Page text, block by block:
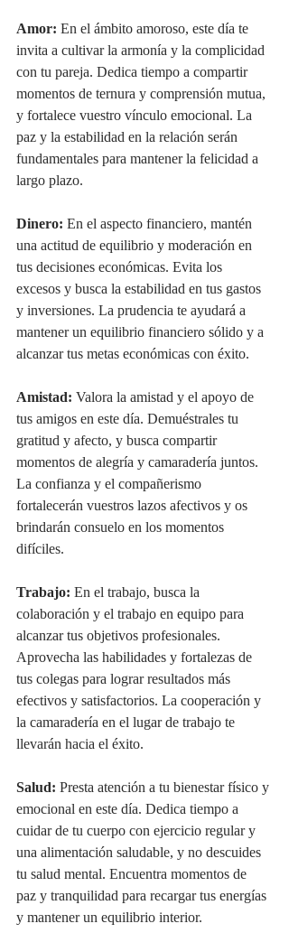
Amor: En el ámbito amoroso, este día te
invita a cultivar la armonía y la complicidad
con tu pareja. Dedica tiempo a compartir
momentos de ternura y comprensión mutua,
y fortalece vuestro vínculo emocional. La
paz y la estabilidad en la relación serán
fundamentales para mantener la felicidad a
largo plazo.
Dinero: En el aspecto financiero, mantén
una actitud de equilibrio y moderación en
tus decisiones económicas. Evita los
excesos y busca la estabilidad en tus gastos
y inversiones. La prudencia te ayudará a
mantener un equilibrio financiero sólido y a
alcanzar tus metas económicas con éxito.
Amistad: Valora la amistad y el apoyo de
tus amigos en este día. Demuéstrales tu
gratitud y afecto, y busca compartir
momentos de alegría y camaradería juntos.
La confianza y el compañerismo
fortalecerán vuestros lazos afectivos y os
brindarán consuelo en los momentos
difíciles.
Trabajo: En el trabajo, busca la
colaboración y el trabajo en equipo para
alcanzar tus objetivos profesionales.
Aprovecha las habilidades y fortalezas de
tus colegas para lograr resultados más
efectivos y satisfactorios. La cooperación y
la camaradería en el lugar de trabajo te
llevarán hacia el éxito.
Salud: Presta atención a tu bienestar físico y
emocional en este día. Dedica tiempo a
cuidar de tu cuerpo con ejercicio regular y
una alimentación saludable, y no descuides
tu salud mental. Encuentra momentos de
paz y tranquilidad para recargar tus energías
y mantener un equilibrio interior.